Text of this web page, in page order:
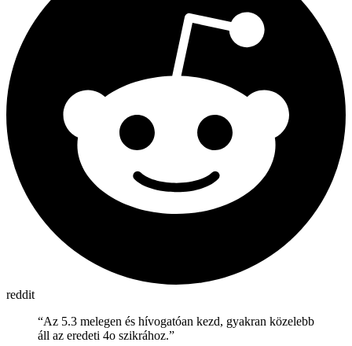
reddit
“Az 5.3 melegen és hívogatóan kezd, gyakran közelebb
áll az eredeti 4o szikrához.”